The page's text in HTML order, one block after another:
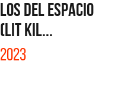
LOS DEL ESPACIO
(LIT KIL...
2023